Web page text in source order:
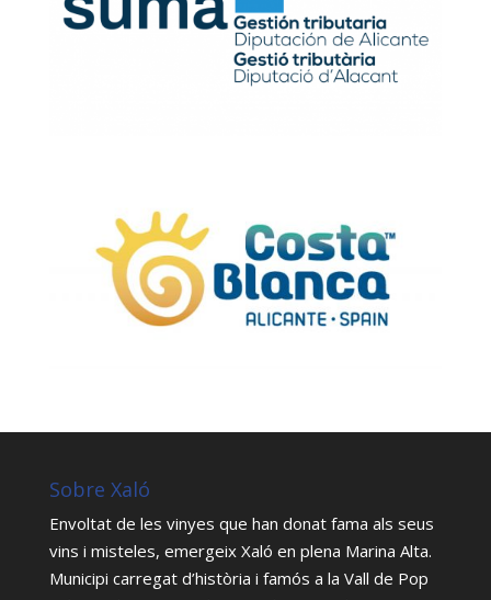
Sobre Xaló
Envoltat de les vinyes que han donat fama als seus
vins i misteles, emergeix Xaló en plena Marina Alta.
Municipi carregat d’història i famós a la Vall de Pop